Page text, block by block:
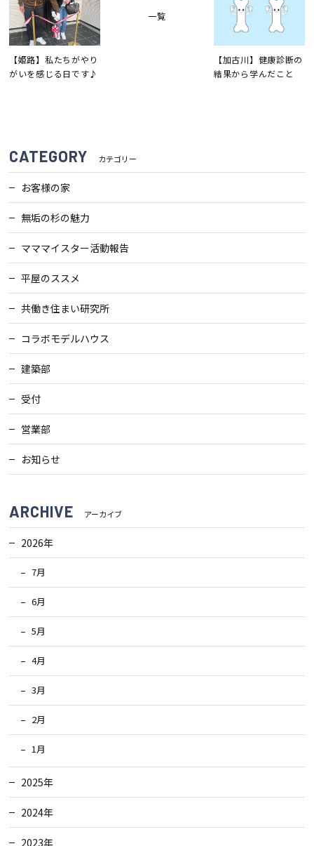
よくあるご質問
スタッフブログ ZEH普及目標
サイトマップ
【姫路】私たちがやり
がいを感じる日です♪
一覧
【加古川】健康診断の
結果から学んだこと
CATEGORY カテゴリー
お客様の家
無垢の杉の魅力
マママイスター活動報告
平屋のススメ
共働き住まい研究所
コラボモデルハウス
建築部
受付
営業部
お知らせ
ARCHIVE アーカイブ
2026年
7月
6月
5月
4月
3月
2月
1月
2025年
2024年
2023年